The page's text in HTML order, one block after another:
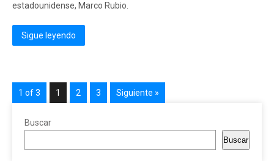
estadounidense, Marco Rubio.
Sigue leyendo
1 of 3 1 2 3 Siguiente »
Buscar
Buscar